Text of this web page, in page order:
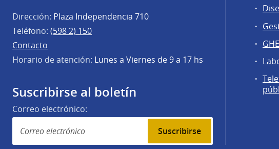
Dirección: Plaza Independencia 710
Teléfono: (598 2) 150
Contacto
Horario de atención: Lunes a Viernes de 9 a 17 hs
Suscribirse al boletín
Correo electrónico:
Suscribirse